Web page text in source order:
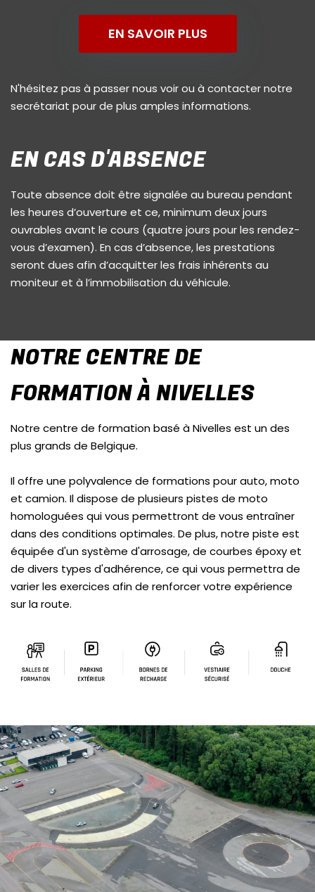
EN SAVOIR PLUS
N'hésitez pas à passer nous voir ou à contacter notre
secrétariat pour de plus amples informations.
EN CAS D'ABSENCE
Toute absence doit être signalée au bureau pendant
les heures d’ouverture et ce, minimum deux jours
ouvrables avant le cours (quatre jours pour les rendez-
vous d’examen). En cas d’absence, les prestations
seront dues afin d’acquitter les frais inhérents au
moniteur et à l’immobilisation du véhicule.
NOTRE CENTRE DE
FORMATION À NIVELLES
Notre centre de formation basé à Nivelles est un des
plus grands de Belgique.
Il offre une polyvalence de formations pour auto, moto
et camion. Il dispose de plusieurs pistes de moto
homologuées qui vous permettront de vous entraîner
dans des conditions optimales. De plus, notre piste est
équipée d'un système d'arrosage, de courbes époxy et
de divers types d'adhérence, ce qui vous permettra de
varier les exercices afin de renforcer votre expérience
sur la route.